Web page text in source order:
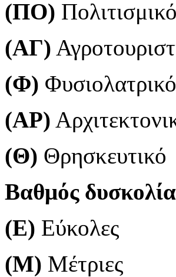
(ΠΟ) Πολιτισμικό
(ΑΓ)
(Φ) Φυσιολατρικό
(ΑΡ)
(Θ) Θρησκευτικό
Βαθμός
(Ε) Εύκολες
(Μ) Μέτριες